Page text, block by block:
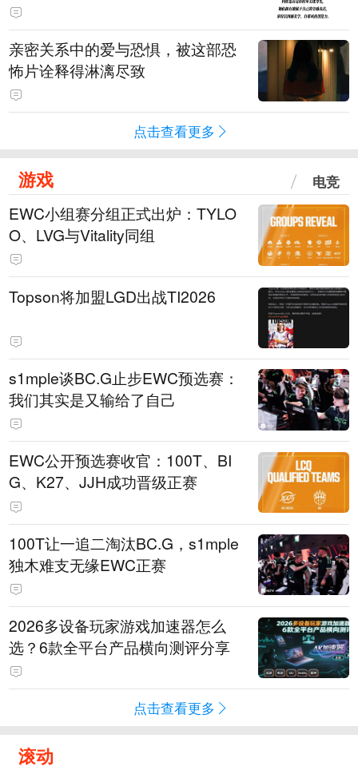
亲密关系中的爱与恐惧，被这部恐
怖片诠释得淋漓尽致
点击查看更多
游戏 电竞
EWC小组赛分组正式出炉：TYLO
O、LVG与Vitality同组
Topson将加盟LGD出战TI2026
s1mple谈BC.G止步EWC预选赛：
我们其实是又输给了自己
EWC公开预选赛收官：100T、BI
G、K27、JJH成功晋级正赛
100T让一追二淘汰BC.G，s1mple
独木难支无缘EWC正赛
2026多设备玩家游戏加速器怎么
选？6款全平台产品横向测评分享
点击查看更多
滚动